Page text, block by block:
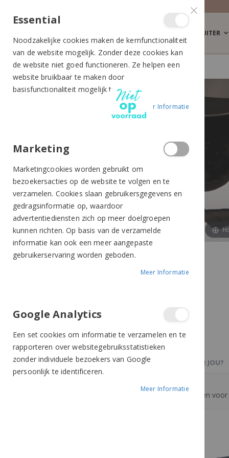
RUITER
HARRY'S HORSE OORWARMERS ZWART
de
afbeeldingen-
gallerij
de
afbeeldingen-
gallerij
PRODUCTBESCHRIJVING
Oorwarmers om aan de cap te bevestigen
OOK IETS VOOR JOU?
Essential
Noodzakelijke cookies maken de kernfunctionaliteit
van de website mogelijk. Zonder deze cookies kan
de website niet goed functioneren. Ze helpen een
website bruikbaar te maken door
basisfunctionaliteit mogelijk te maken.
Meer Informatie
Marketing
Marketingcookies worden gebruikt om
bezoekersacties op de website te volgen en te
verzamelen. Cookies slaan gebruikersgegevens en
gedragsinformatie op, waardoor
advertentiediensten zich op meer doelgroepen
kunnen richten. Op basis van de verzamelde
informatie kan ook een meer aangepaste
gebruikerservaring worden geboden.
Meer Informatie
Google Analytics
Een set cookies om informatie te verzamelen en te
rapporteren over websitegebruiksstatistieken
zonder individuele bezoekers van Google
persoonlijk te identificeren.
Meer Informatie